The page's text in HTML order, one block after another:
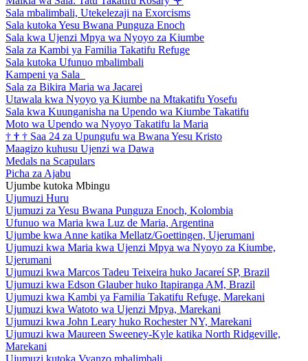
Sala mbalimbali, Utekelezaji na Exorcisms
Sala kutoka Yesu Bwana Punguza Enoch
Sala kwa Ujenzi Mpya wa Nyoyo za Kiumbe
Sala za Kambi ya Familia Takatifu Refuge
Sala kutoka Ufunuo mbalimbali
Kampeni ya Sala
Sala za Bikira Maria wa Jacarei
Utawala kwa Nyoyo ya Kiumbe na Mtakatifu Yosefu
Sala kwa Kuunganisha na Upendo wa Kiumbe Takatifu
Moto wa Upendo wa Nyoyo Takatifu la Maria
† † † Saa 24 za Upungufu wa Bwana Yesu Kristo
Maagizo kuhusu Ujenzi wa Dawa
Medals na Scapulars
Picha za Ajabu
Ujumbe kutoka Mbingu
Ujumuzi Huru
Ujumuzi za Yesu Bwana Punguza Enoch, Kolombia
Ufunuo wa Maria kwa Luz de Maria, Argentina
Ujumbe kwa Anne katika Mellatz/Goettingen, Ujerumani
Ujumuzi kwa Maria kwa Ujenzi Mpya wa Nyoyo za Kiumbe,
Ujerumani
Ujumuzi kwa Marcos Tadeu Teixeira huko Jacareí SP, Brazil
Ujumuzi kwa Edson Glauber huko Itapiranga AM, Brazil
Ujumuzi kwa Kambi ya Familia Takatifu Refuge, Marekani
Ujumuzi kwa Watoto wa Ujenzi Mpya, Marekani
Ujumuzi kwa John Leary huko Rochester NY, Marekani
Ujumuzi kwa Maureen Sweeney-Kyle katika North Ridgeville,
Marekani
Ujumuzi kutoka Vyanzo mbalimbali